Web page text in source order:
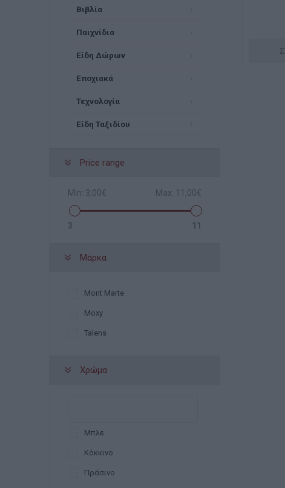
Βιβλία
Παιχνίδια
Είδη Δώρων
Εποχιακά
Τεχνολογία
Είδη Ταξιδίου
Price range
Min: 3,00€ Max: 11,00€
3 11
Μάρκα
Mont Marte
Moxy
Talens
Χρώμα
Μπλε
Κόκκινο
Πράσινο